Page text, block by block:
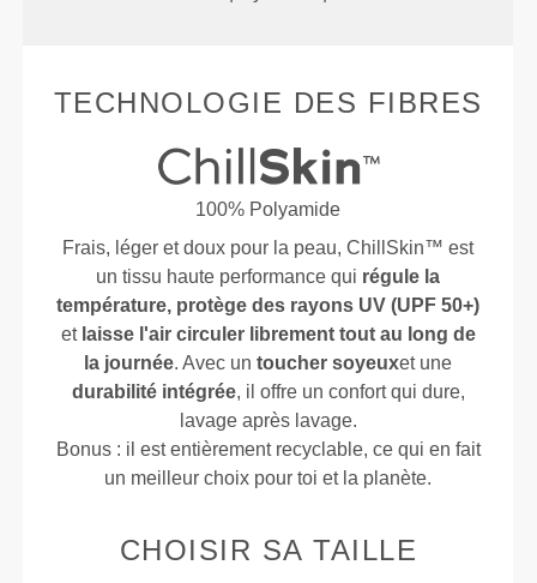
TECHNOLOGIE DES FIBRES
100% Polyamide
Frais, léger et doux pour la peau, ChillSkin™ est
un tissu haute performance qui régule la
température, protège des rayons UV (UPF 50+)
et laisse l'air circuler librement tout au long de
la journée. Avec untoucher soyeuxet une
durabilité intégrée, il offre un confort qui dure,
lavage après lavage.
Bonus : il est entièrement recyclable, ce qui en fait
un meilleur choix pour toi et la planète.
CHOISIR SA TAILLE